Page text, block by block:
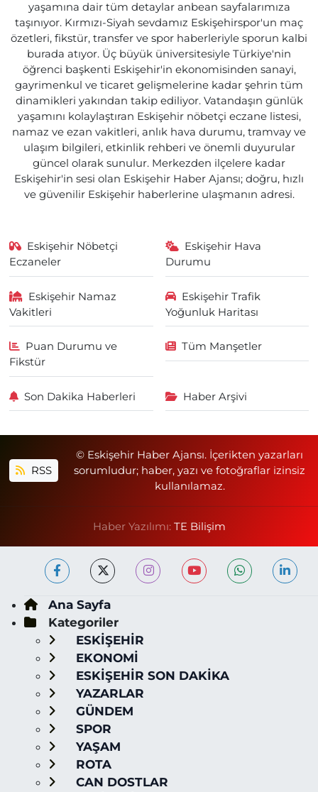
yaşamına dair tüm detaylar anbean sayfalarımıza
taşınıyor. Kırmızı-Siyah sevdamız Eskişehirspor'un maç
özetleri, fikstür, transfer ve spor haberleriyle sporun kalbi
burada atıyor. Üç büyük üniversitesiyle Türkiye'nin
öğrenci başkenti Eskişehir'in ekonomisinden sanayi,
gayrimenkul ve ticaret gelişmelerine kadar şehrin tüm
dinamikleri yakından takip ediliyor. Vatandaşın günlük
yaşamını kolaylaştıran Eskişehir nöbetçi eczane listesi,
namaz ve ezan vakitleri, anlık hava durumu, tramvay ve
ulaşım bilgileri, etkinlik rehberi ve önemli duyurular
güncel olarak sunulur. Merkezden ilçelere kadar
Eskişehir'in sesi olan Eskişehir Haber Ajansı; doğru, hızlı
ve güvenilir Eskişehir haberlerine ulaşmanın adresi.
Eskişehir Nöbetçi
Eczaneler
Eskişehir Hava
Durumu
Eskişehir Namaz
Vakitleri
Eskişehir Trafik
Yoğunluk Haritası
Puan Durumu ve
Fikstür
Tüm Manşetler
Son Dakika Haberleri Haber Arşivi
RSS
© Eskişehir Haber Ajansı. İçerikten yazarları
sorumludur; haber, yazı ve fotoğraflar izinsiz
kullanılamaz.
Haber Yazılımı: TE Bilişim
Ana Sayfa
Kategoriler
ESKİŞEHİR
EKONOMİ
ESKİŞEHİR SON DAKİKA
YAZARLAR
GÜNDEM
SPOR
YAŞAM
ROTA
CAN DOSTLAR